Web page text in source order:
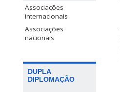
Associações
internacionais
Associações
nacionais
DUPLA
DIPLOMAÇÃO